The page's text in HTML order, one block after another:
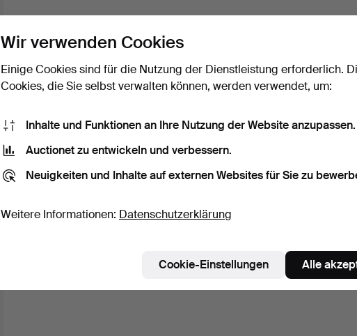
Wir verwenden Cookies
Einige Cookies sind für die Nutzung der Dienstleistung erforderlich.
Cookies, die Sie selbst verwalten können, werden verwendet, um:
Inhalte und Funktionen an Ihre Nutzung der Website anzupassen.
Auctionet zu entwickeln und verbessern.
Neuigkeiten und Inhalte auf externen Websites für Sie zu
Weitere Informationen: Datenschutzerklärung
Cookie-Einstellungen Alle